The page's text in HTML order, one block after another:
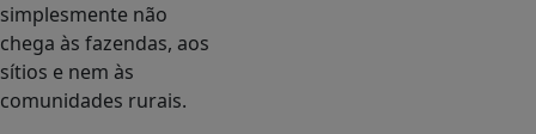
simplesmente não
chega às fazendas, aos
sítios e nem às
comunidades rurais.